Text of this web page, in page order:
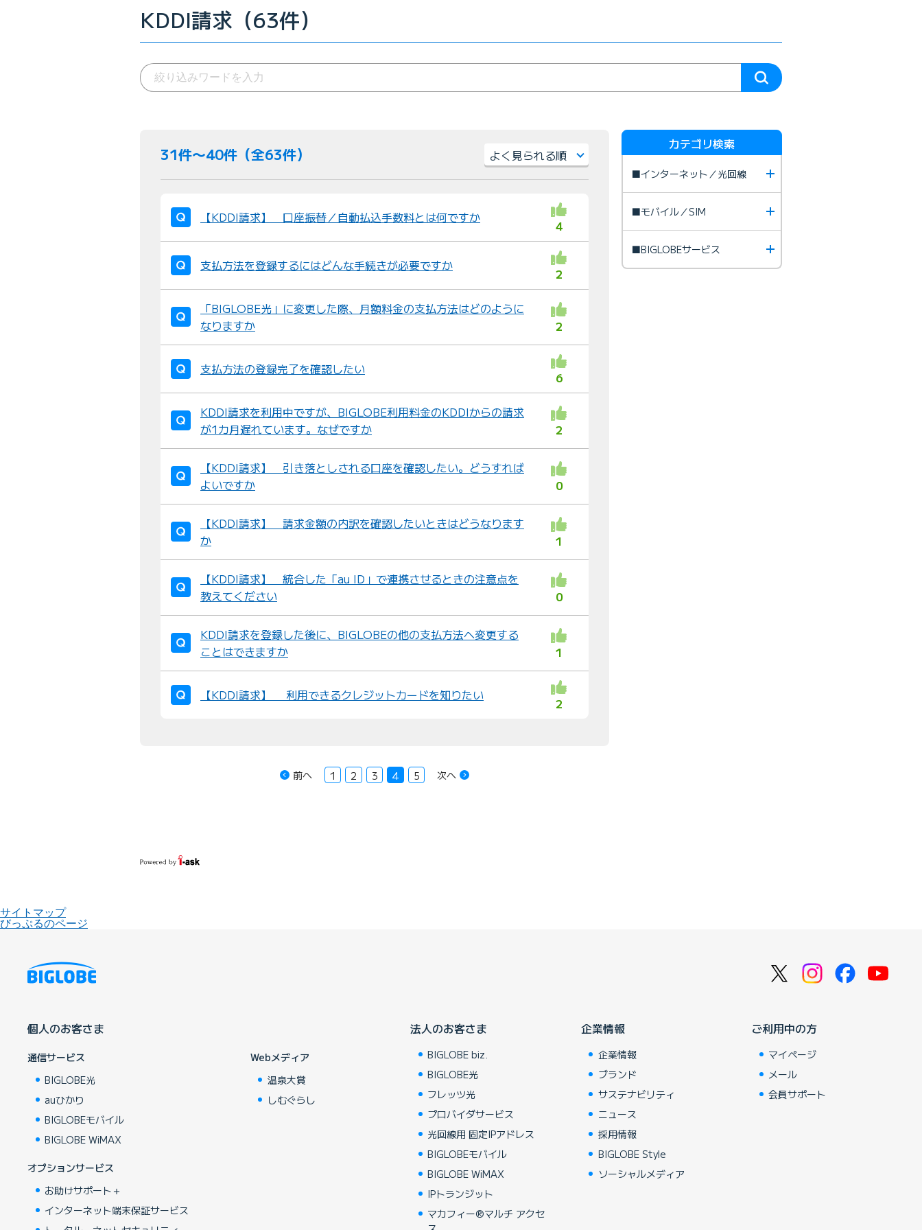
KDDI請求（63件）
31件〜40件（全63件）
並
【KDDI請求】 口座振替／自動払込手数料とは何ですか
4
支払方法を登録するにはどんな手続きが必要ですか
2
「BIGLOBE光」に変更した際、月額料金の支払方法はどのように
なりますか
2
支払方法の登録完了を確認したい
6
KDDI請求を利用中ですが、BIGLOBE利用料金のKDDIからの請求
が1カ月遅れています。なぜですか
2
【KDDI請求】 引き落としされる口座を確認したい。どうすれば
よいですか
0
【KDDI請求】 請求金額の内訳を確認したいときはどうなります
か
1
【KDDI請求】 統合した「au ID」で連携させるときの注意点を
教えてください
0
KDDI請求を登録した後に、BIGLOBEの他の支払方法へ変更する
ことはできますか
1
【KDDI請求】 利用できるクレジットカードを知りたい
2
前へ 1 2 3 4 5 次へ
カテゴリ検索
■インターネット／光回線
■モバイル／SIM
■BIGLOBEサービス
サイトマップ
びっぷるのページ
個人のお客さま
通信サービス
BIGLOBE光
auひかり
BIGLOBEモバイル
BIGLOBE WiMAX
オプションサービス
お助けサポート＋
インターネット端末保証サービス
Webメディア
温泉大賞
しむぐらし
法人のお客さま
BIGLOBE biz.
BIGLOBE光
フレッツ光
プロバイダサービス
光回線用 固定IPアドレス
BIGLOBEモバイル
BIGLOBE WiMAX
IPトランジット
マカフィー®マルチ アクセ
企業情報
企業情報
ブランド
サステナビリティ
ニュース
採用情報
BIGLOBE Style
ソーシャルメディア
ご利用中の方
マイページ
メール
会員サポート